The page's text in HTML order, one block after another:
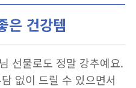
은 건강템
선물로도 정말 강추예요.
없이 드릴 수 있으면서